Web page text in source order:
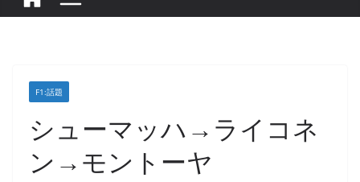
F1:話題
シューマッハ→ライコネ
ン→モントーヤ